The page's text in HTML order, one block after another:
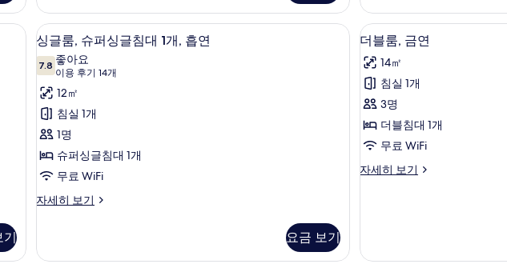
두
보
기
smoking
자
세
히
보
보
기
자
세
히
보
기
판, 무료 WiFi
기
싱
글
룸,
슈
퍼
싱
글
침
대
흡
책상, 암막 커튼, 다리미/다리미판, 무료 WiFi
4
싱글룸, 슈퍼싱글침대 1개, 흡연
7.87.8점 만점 중 10점
좋아요
이용 후기 14개
(이
용
후
기
14
개)
12㎡
침실 1개
1명
슈퍼싱글침대 1개
무료 WiFi
자세히 보기
싱
퍼
요금 보기
더
블
룸,
금
연
사
모
4
더블룸, 금연
14㎡
침실 1개
3명
더블침대 1개
무료 WiFi
자세히 보기
더
세